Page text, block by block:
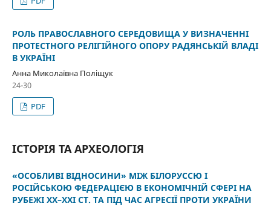
РОЛЬ ПРАВОСЛАВНОГО СЕРЕДОВИЩА У ВИЗНАЧЕННІ
ПРОТЕСТНОГО РЕЛІГІЙНОГО ОПОРУ РАДЯНСЬКІЙ ВЛАДІ
В УКРАЇНІ
Анна Миколаївна Поліщук
24-30
PDF
ІСТОРІЯ ТА АРХЕОЛОГІЯ
«ОСОБЛИВІ ВІДНОСИНИ» МІЖ БІЛОРУССЮ І
РОСІЙСЬКОЮ ФЕДЕРАЦІЄЮ В ЕКОНОМІЧНІЙ СФЕРІ НА
РУБЕЖІ XX–XXI СТ. ТА ПІД ЧАС АГРЕСІЇ ПРОТИ УКРАЇНИ